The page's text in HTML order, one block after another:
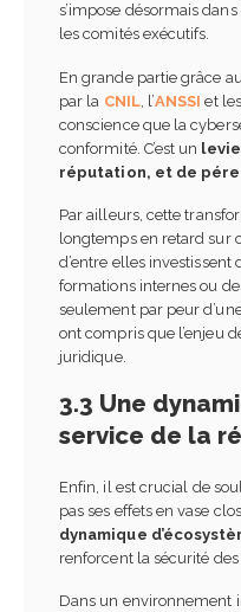
s’impose désormais
les comités exécutifs.
En grande partie grâce
par la CNIL, l’ANSSI et les
conscience que la
conformité. C’est un
réputation, et de
Par ailleurs, cette
longtemps en retard sur
d’entre elles investissent
formations internes ou
seulement par peur
ont compris que l’enjeu
juridique.
3.3 Une
service de la
Enfin, il est crucial de
pas ses effets en vase
dynamique
renforcent la sécurité des
Dans un environnement